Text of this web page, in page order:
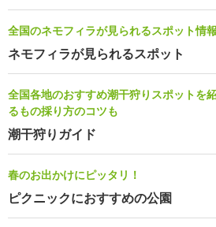
全国のネモフィラが見られるスポット情
ネモフィラが見られるスポット
全国各地のおすすめ潮干狩りスポットを
るもの採り方のコツも
潮干狩りガイド
春のお出かけにピッタリ！
ピクニックにおすすめの公園